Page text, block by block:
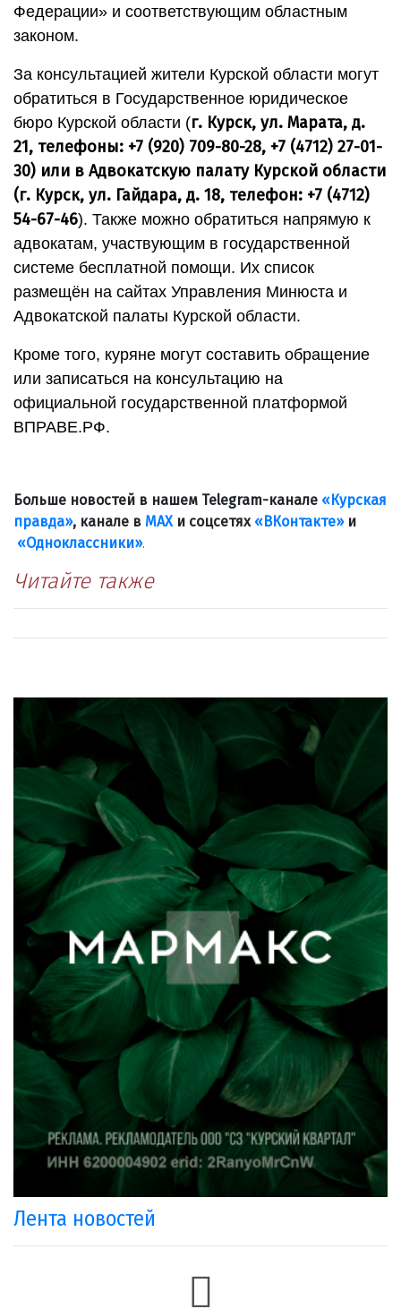
Федерации» и соответствующим областным
законом.
За консультацией жители Курской области могут
обратиться в Государственное юридическое
бюро Курской области (г. Курск, ул. Марата, д.
21, телефоны: +7 (920) 709-80-28, +7 (4712) 27-01-
30) или в Адвокатскую палату Курской области
(г. Курск, ул. Гайдара, д. 18, телефон: +7 (4712)
54-67-46). Также можно обратиться напрямую к
адвокатам, участвующим в государственной
системе бесплатной помощи. Их список
размещён на сайтах Управления Минюста и
Адвокатской палаты Курской области.
Кроме того, куряне могут составить обращение
или записаться на консультацию на
официальной государственной платформой
ВПРАВЕ.РФ.
Больше новостей в нашем Telegram-канале «Курская
правда», канале в МАХи соцсетях «ВКонтакте»и
«Одноклассники».
Читайте также
Лента новостей